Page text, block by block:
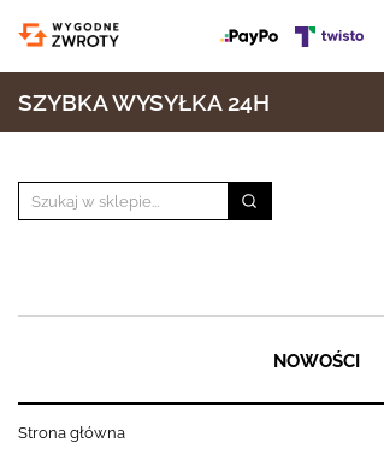
SZYBKA WYSYŁKA 24H
NOWOŚCI
Strona główna